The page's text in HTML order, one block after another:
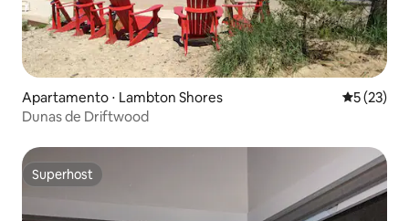
Apartamento ⋅ Lambton Shores 5 de uma
5 (23)
Dunas de Driftwood
Superhost
Superhost